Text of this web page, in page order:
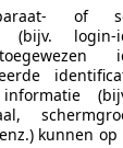
niet
Vraag
of
(bijv. login-
kunnen